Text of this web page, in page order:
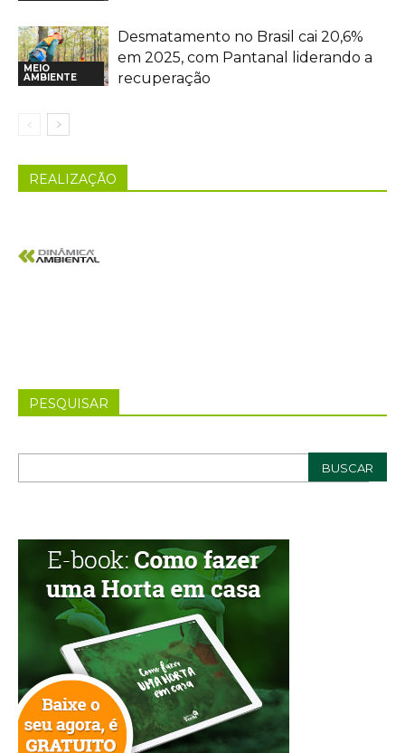
MEIO
AMBIENTE
Desmatamento no Brasil cai 20,6%
em 2025, com Pantanal liderando a
recuperação
REALIZAÇÃO
PESQUISAR